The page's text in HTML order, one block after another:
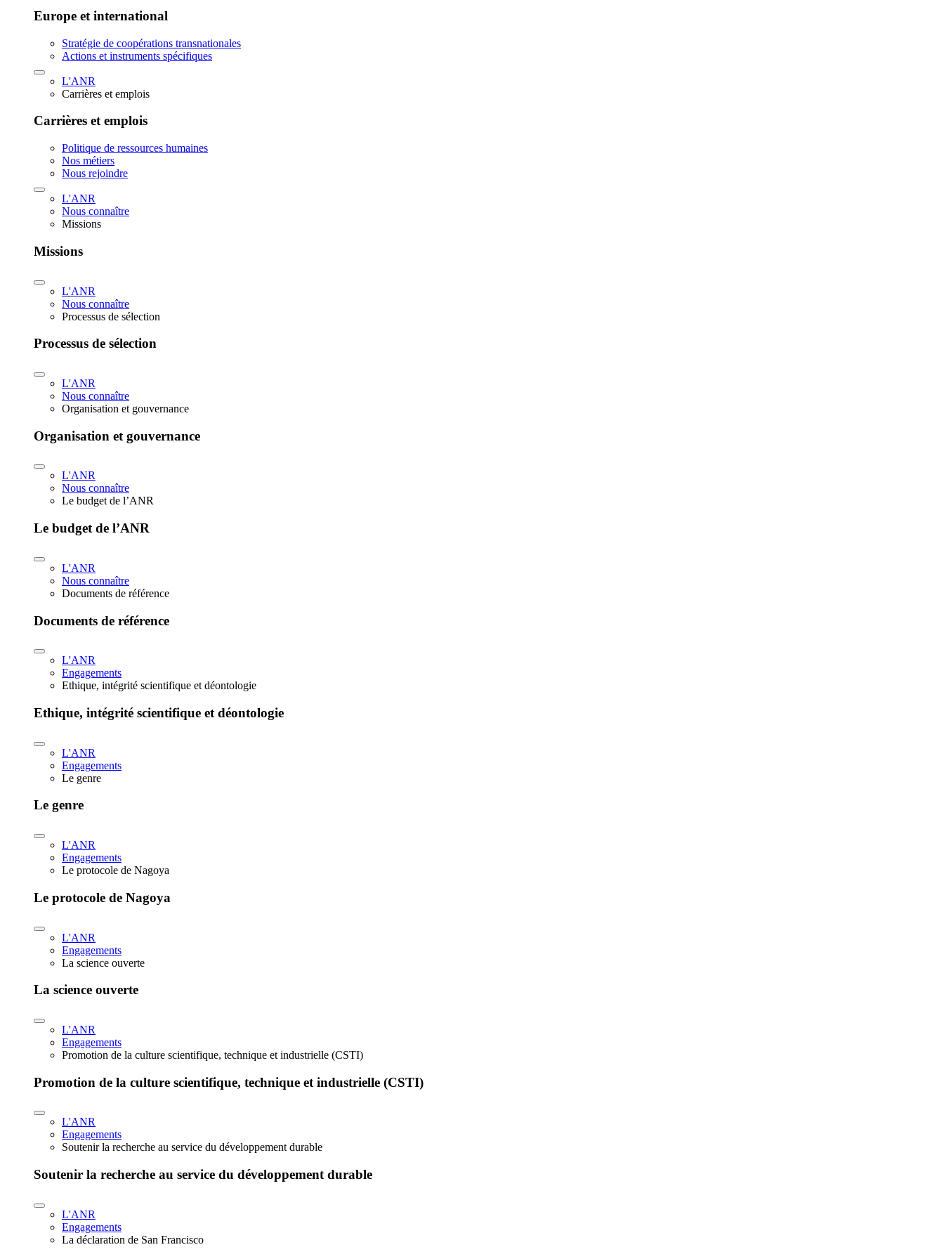
Europe et international
Stratégie de coopérations transnationales
Actions et instruments spécifiques
L'ANR
Carrières et emplois
Carrières et emplois
Politique de ressources humaines
Nos métiers
Nous rejoindre
L'ANR
Nous connaître
Missions
Missions
L'ANR
Nous connaître
Processus de sélection
Processus de sélection
L'ANR
Nous connaître
Organisation et gouvernance
Organisation et gouvernance
L'ANR
Nous connaître
Le budget de l’ANR
Le budget de l’ANR
L'ANR
Nous connaître
Documents de référence
Documents de référence
L'ANR
Engagements
Ethique, intégrité scientifique et déontologie
Ethique, intégrité scientifique et déontologie
L'ANR
Engagements
Le genre
Le genre
L'ANR
Engagements
Le protocole de Nagoya
Le protocole de Nagoya
L'ANR
Engagements
La science ouverte
La science ouverte
L'ANR
Engagements
Promotion de la culture scientifique, technique et industrielle (CSTI)
Promotion de la culture scientifique, technique et industrielle (CSTI)
L'ANR
Engagements
Soutenir la recherche au service du développement durable
Soutenir la recherche au service du développement durable
L'ANR
Engagements
La déclaration de San Francisco